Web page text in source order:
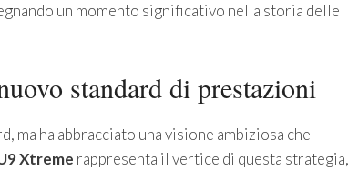
un momento significativo nella storia delle
standard di prestazioni
ha abbracciato una visione ambiziosa che
Xtreme rappresenta il vertice di questa strategia,